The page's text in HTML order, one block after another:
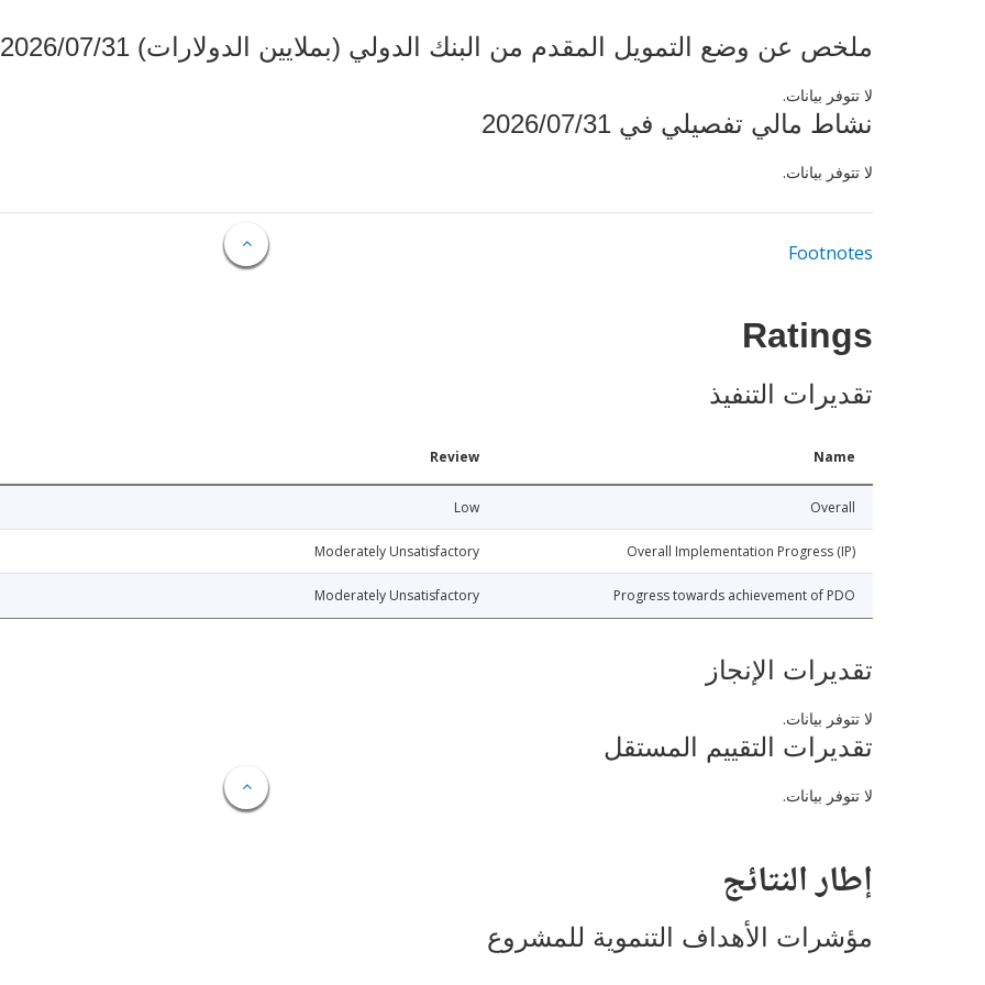
ملخص عن وضع التمويل المقدم من البنك الدولي (بملايين الدولارات) 2026/07/31
لا تتوفر بيانات.
نشاط مالي تفصيلي في 2026/07/31
لا تتوفر بيانات.
Footnotes
Ratings
تقديرات التنفيذ
Name
Review
Overall
Low
Overall Implementation Progress (IP)
Moderately Unsatisfactory
Progress towards achievement of PDO
Moderately Unsatisfactory
تقديرات الإنجاز
لا تتوفر بيانات.
تقديرات التقييم المستقل
لا تتوفر بيانات.
إطار النتائج
مؤشرات الأهداف التنموية للمشروع